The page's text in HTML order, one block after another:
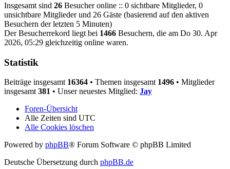
Insgesamt sind 26 Besucher online :: 0 sichtbare Mitglieder, 0
unsichtbare Mitglieder und 26 Gäste (basierend auf den aktiven
Besuchern der letzten 5 Minuten)
Der Besucherrekord liegt bei 1466 Besuchern, die am Do 30. Apr
2026, 05:29 gleichzeitig online waren.
Statistik
Beiträge insgesamt 16364 • Themen insgesamt 1496 • Mitglieder
insgesamt 381 • Unser neuestes Mitglied: Jay
Foren-Übersicht
Alle Zeiten sind UTC
Alle Cookies löschen
Powered by phpBB® Forum Software © phpBB Limited
Deutsche Übersetzung durch phpBB.de